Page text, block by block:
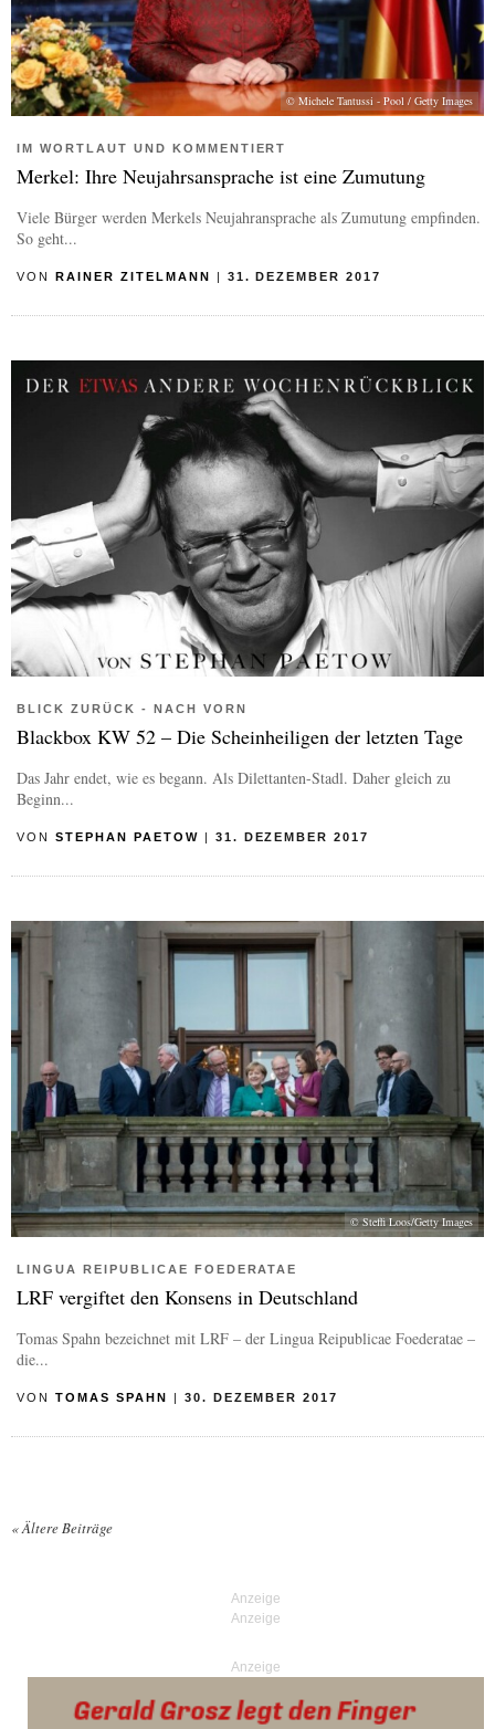
© Michele Tantussi - Pool / Getty Images
IM WORTLAUT UND KOMMENTIERT
Merkel: Ihre Neujahrsansprache ist eine Zumutung
Viele Bürger werden Merkels Neujahransprache als Zumutung empfinden.
So geht...
VON RAINER ZITELMANN 31. DEZEMBER 2017
BLICK ZURÜCK - NACH VORN
Blackbox KW 52 – Die Scheinheiligen der letzten Tage
Das Jahr endet, wie es begann. Als Dilettanten-Stadl. Daher gleich zu
Beginn...
VON STEPHAN PAETOW | 31. DEZEMBER 2017
© Steffi Loos/Getty Images
LINGUA REIPUBLICAE FOEDERATAE
LRF vergiftet den Konsens in Deutschland
Tomas Spahn bezeichnet mit LRF – der Lingua Reipublicae Foederatae –
die...
VON TOMAS SPAHN | 30. DEZEMBER 2017
«Ältere Beiträge
Anzeige